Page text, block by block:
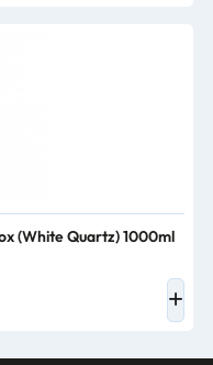
(White Quartz) 1000ml